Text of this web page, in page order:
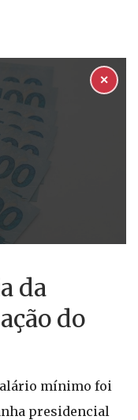
✕
da
do
mínimo foi
presidencial